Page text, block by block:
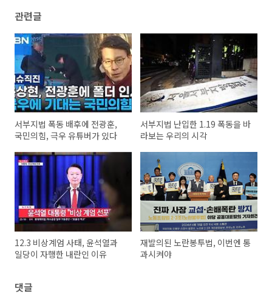
관련글
서부지법 폭동 배후에 전광훈,
국민의힘, 극우 유튜버가 있다
서부지법 난입한 1.19 폭동을 바
라보는 우리의 시각
12.3 비상계엄 사태, 윤석열과
일당이 자행한 내란인 이유
재발의된 노란봉투법, 이번엔 통
과시켜야
댓글